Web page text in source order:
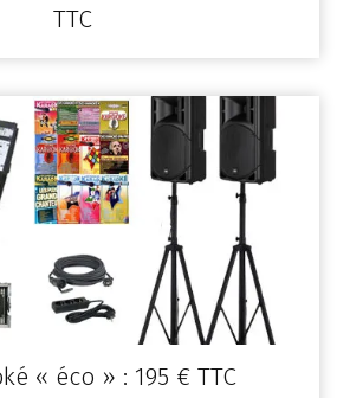
TTC
« éco » : 195 € TTC